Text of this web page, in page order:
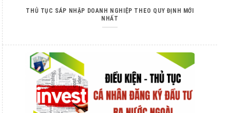
THỦ TỤC SÁP NHẬP DOANH NGHIỆP THEO QUY ĐỊNH MỚI
NHẤT